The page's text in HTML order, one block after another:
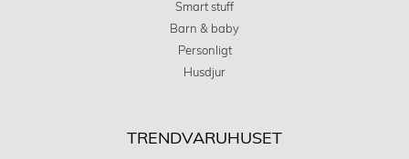
Smart stuff
Barn & baby
Personligt
Husdjur
TRENDVARUHUSET